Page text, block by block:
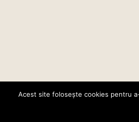
Acest site folosește cookies pentru